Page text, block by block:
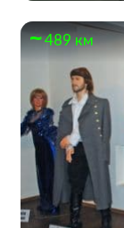
489 км